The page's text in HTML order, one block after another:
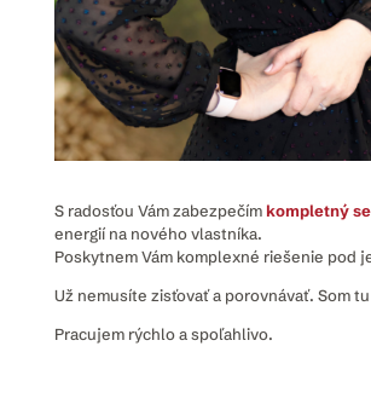
S radosťou Vám zabezpečím kompletný
energií na nového vlastníka.
Poskytnem Vám komplexné riešenie pod
Už nemusíte zisťovať a porovnávať. Som
Pracujem rýchlo a spoľahlivo.